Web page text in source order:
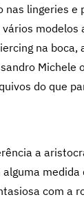
lingeries e
modelos
na boca,
Michele
do que
a
medida
com a